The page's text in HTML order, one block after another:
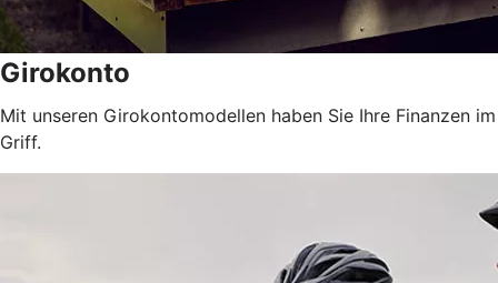
Girokonto
Mit unseren Girokontomodellen haben Sie Ihre Finanzen im
Griff.